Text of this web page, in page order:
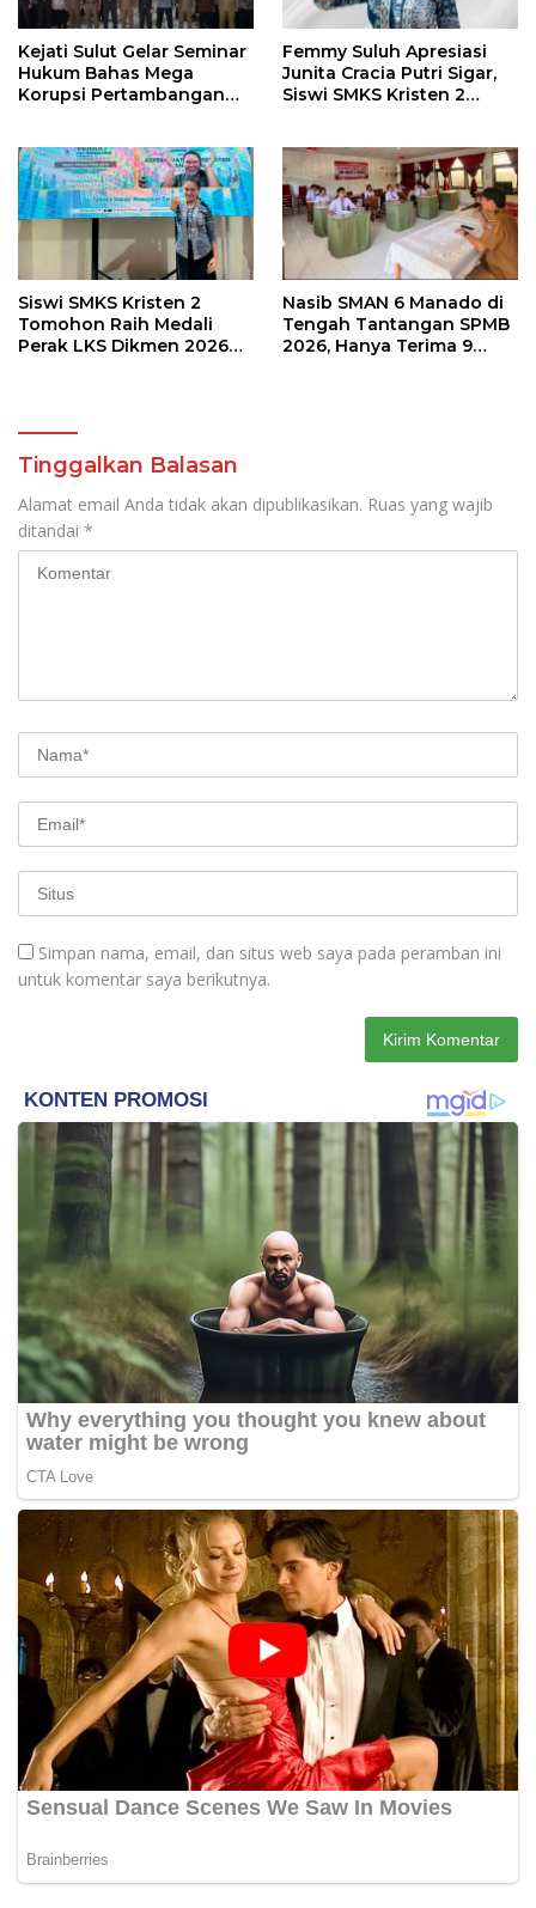
Kejati Sulut Gelar Seminar
Hukum Bahas Mega
Korupsi Pertambangan
Femmy Suluh Apresiasi
Junita Cracia Putri Sigar,
Siswi SMKS Kristen 2
Nasional 2026
Siswi SMKS Kristen 2
Tomohon Raih Medali
Perak LKS Dikmen 2026
Nasib SMAN 6 Manado di
Tengah Tantangan SPMB
2026, Hanya Terima 9
Tinggalkan Balasan
Alamat email Anda tidak akan dipublikasikan. Ruas yang wajib
ditandai *
Simpan nama, email, dan situs web saya pada peramban ini
untuk komentar saya berikutnya.